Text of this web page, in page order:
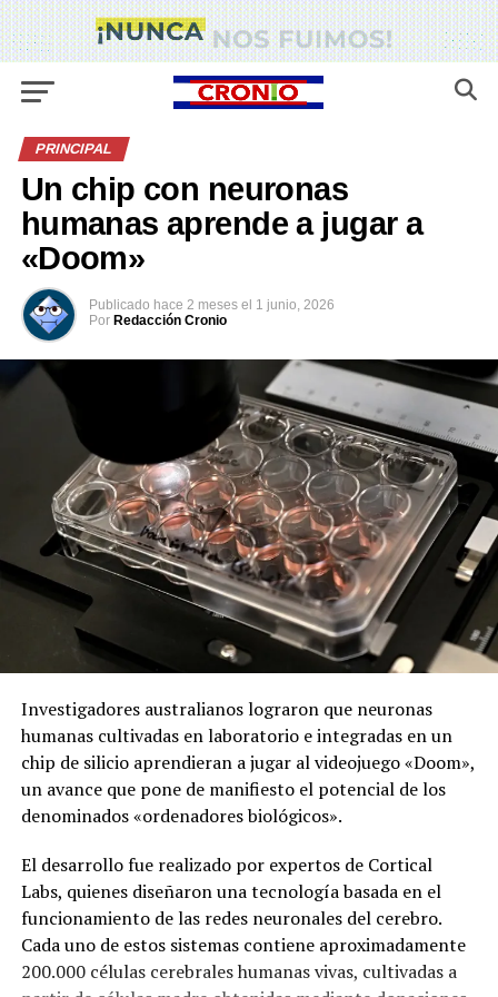
PRINCIPAL
Un chip con neuronas
humanas aprende a jugar a
«Doom»
Publicado hace 2 meses el 1 junio, 2026
Por Redacción Cronio
Investigadores australianos lograron que neuronas
humanas cultivadas en laboratorio e integradas en un
chip de silicio aprendieran a jugar al videojuego «Doom»,
un avance que pone de manifiesto el potencial de los
denominados «ordenadores biológicos».
El desarrollo fue realizado por expertos de Cortical
Labs, quienes diseñaron una tecnología basada en el
funcionamiento de las redes neuronales del cerebro.
Cada uno de estos sistemas contiene aproximadamente
200.000 células cerebrales humanas vivas, cultivadas a